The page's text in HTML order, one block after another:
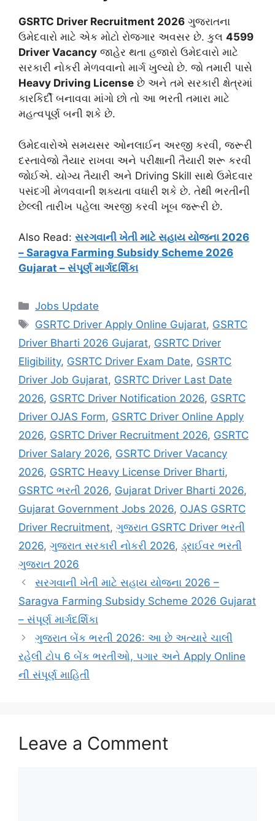
GSRTC Driver Recruitment 2026 ગુજરાતના
ઉમેદવારો માટે એક મોટો રોજગાર અવસર છે. કુલ 4599
Driver Vacancy જાહેર થતા હજારો ઉમેદવારો માટે
સરકારી નોકરી મેળવવાનો માર્ગ ખુલ્યો છે. જો તમારી પાસે
Heavy Driving License છે અને તમે સરકારી ક્ષેત્રમાં
કારકિર્દી બનાવવા માંગો છો તો આ ભરતી તમારા માટે
મહત્વપૂર્ણ બની શકે છે.
ઉમેદવારોએ સમયસર ઓનલાઈન અરજી કરવી, જરૂરી
દસ્તાવેજો તૈયાર રાખવા અને પરીક્ષાની તૈયારી શરૂ કરવી
જોઈએ. યોગ્ય તૈયારી અને Driving Skill સાથે ઉમેદવાર
પસંદગી મેળવવાની શક્યતા વધારી શકે છે. તેથી ભરતીની
છેલ્લી તારીખ પહેલા અરજી કરવી ખૂબ જરૂરી છે.
Also Read: સરગવાની ખેતી માટે સહાય યોજના 2026
– Saragva Farming Subsidy Scheme 2026
Gujarat – સંપૂર્ણ માર્ગદર્શિકા
Categories
Jobs Update
Tags
GSRTC Driver Apply Online Gujarat, GSRTC
Driver Bharti 2026 Gujarat, GSRTC Driver
Eligibility, GSRTC Driver Exam Date, GSRTC
Driver Job Gujarat, GSRTC Driver Last Date
2026, GSRTC Driver Notification 2026, GSRTC
Driver OJAS Form, GSRTC Driver Online Apply
2026, GSRTC Driver Recruitment 2026, GSRTC
Driver Salary 2026, GSRTC Driver Vacancy
2026, GSRTC Heavy License Driver Bharti,
GSRTC ભરતી 2026, Gujarat Driver Bharti 2026,
Gujarat Government Jobs 2026, OJAS GSRTC
Driver Recruitment, ગુજરાત GSRTC Driver ભરતી
2026, ગુજરાત સરકારી નોકરી 2026, ડ્રાઈવર ભરતી
ગુજરાત 2026
સરગવાની ખેતી માટે સહાય યોજના 2026 –
Saragva Farming Subsidy Scheme 2026 Gujarat
– સંપૂર્ણ માર્ગદર્શિકા
ગુજરાત બેંક ભરતી 2026: આ છે અત્યારે ચાલી
રહેલી ટોપ 6 બેંક ભરતીઓ, પગાર અને Apply Online
ની સંપૂર્ણ માહિતી
Leave a Comment